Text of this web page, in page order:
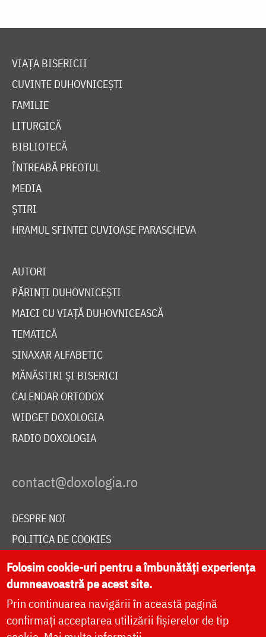
VIAȚA BISERICII
CUVINTE DUHOVNICEȘTI
FAMILIE
LITURGICĂ
BIBLIOTECĂ
ÎNTREABĂ PREOTUL
MEDIA
ȘTIRI
HRAMUL SFINTEI CUVIOASE PARASCHEVA
AUTORI
PĂRINȚI DUHOVNICEȘTI
MAICI CU VIAȚĂ DUHOVNICEASCĂ
TEMATICĂ
SINAXAR ALFABETIC
MĂNĂSTIRI ȘI BISERICI
CALENDAR ORTODOX
WIDGET DOXOLOGIA
RADIO DOXOLOGIA
DESPRE NOI
POLITICA DE COOKIES
DONEAZĂ ONLINE PENTRU CATEDRALA NAȚIONALĂ
LIVE
Folosim cookie-uri pentru a îmbunătăți experiența
dumneavoastră pe acest site.
Prin continuarea navigării în această pagină
confirmați acceptarea utilizării fișierelor de tip